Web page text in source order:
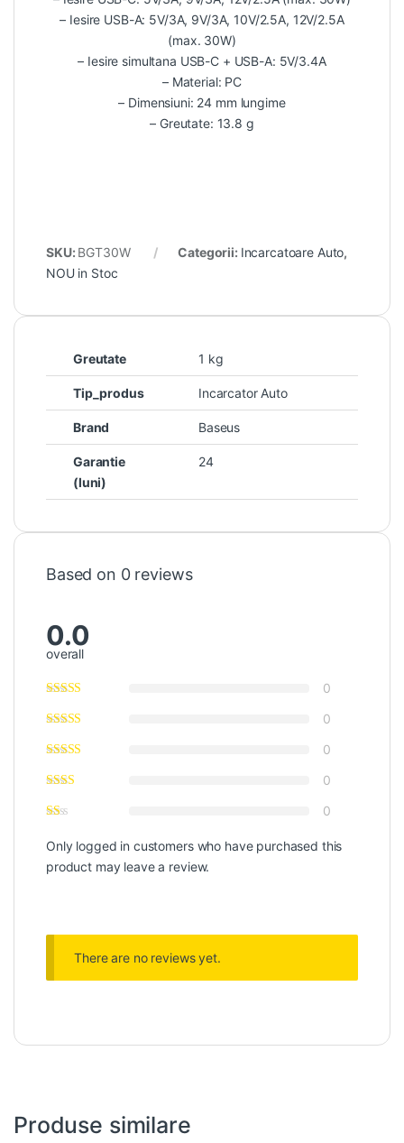
– Iesire USB-A: 5V/3A, 9V/3A, 10V/2.5A, 12V/2.5A
(max. 30W)
– Iesire simultana USB-C + USB-A: 5V/3.4A
– Material: PC
– Dimensiuni: 24 mm lungime
– Greutate: 13.8 g
SKU: BGT30W Categorii: Incarcatoare Auto,
NOU in Stoc
Greutate 1 kg
Tip_produs Incarcator Auto
Brand Baseus
Garantie
(luni)
24
Based on 0 reviews
0.0
overall
0
0
0
0
0
Only logged in customers who have purchased this
product may leave a review.
There are no reviews yet.
Produse similare